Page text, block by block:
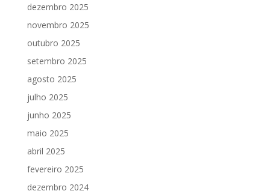
dezembro 2025
novembro 2025
outubro 2025
setembro 2025
agosto 2025
julho 2025
junho 2025
maio 2025
abril 2025
fevereiro 2025
dezembro 2024